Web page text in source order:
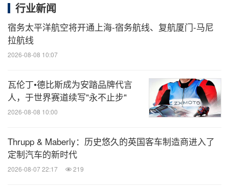
Moulton 莫顿自行车中国首展《空间与旅程》将于上
海现所持续开放至 2026 年 5月 10 日。
公众开放时间：2026年5月1日 - 5月10日，11:00-
18:00
展览地址 ：上海现所（静安区胶州路273弄60号）
消息来源：Moulton 莫顿自行车
行业新闻
宿务太平洋航空将开通上海-宿务航线、复航厦门-马尼
拉航线
2026-08-08 10:07
瓦伦丁•德比斯成为安踏品牌代言
人，于世界赛道续写"永不止步"
2026-08-08 10:00
Thrupp & Maberly：历史悠久的英国客车制造商进入了
定制汽车的新时代
2026-08-07 22:17 219